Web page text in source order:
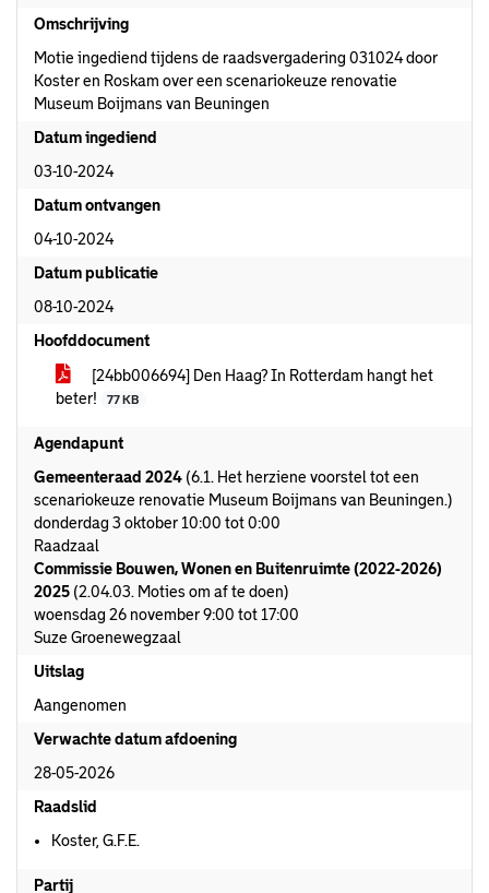
Omschrijving
Motie ingediend tijdens de raadsvergadering 031024 door
Koster en Roskam over een scenariokeuze renovatie
Museum Boijmans van Beuningen
Datum ingediend
03-10-2024
Datum ontvangen
04-10-2024
Datum publicatie
08-10-2024
Hoofddocument
[24bb006694] Den Haag? In Rotterdam hangt het
beter!
77 KB
Agendapunt
Gemeenteraad 2024 (6.1. Het herziene voorstel tot een
scenariokeuze renovatie Museum Boijmans van Beuningen.)
donderdag 3 oktober 10:00 tot 0:00
Raadzaal
Commissie Bouwen, Wonen en Buitenruimte (2022-2026)
2025 (2.04.03. Moties om af te doen)
woensdag 26 november 9:00 tot 17:00
Suze Groenewegzaal
Uitslag
Aangenomen
Verwachte datum afdoening
28-05-2026
Raadslid
Koster, G.F.E.
Partij